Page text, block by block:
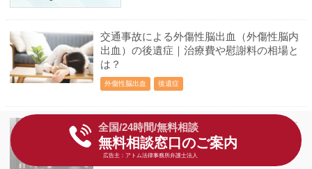
交通事故による外傷性脳出血（外傷性脳内
出血）の後遺症｜治療費や慰謝料の相場と
は？
外傷性脳出血 後遺症
交通事故と脳梗塞の因果関係が認められた
裁判例は！？その場合の慰謝料はいくら？
交通事故 脳梗塞
全国/24時間/無料相談
無料相談窓口のご案内
広告主：アトム法律事務所弁護士法人